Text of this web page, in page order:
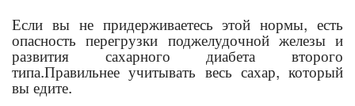
Если вы не придерживаетесь этой нормы, есть
опасность перегрузки поджелудочной железы и
развития сахарного диабета второго
типа.Правильнее учитывать весь сахар, который
вы едите.